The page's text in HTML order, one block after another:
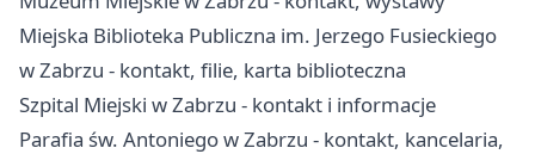
Miejska Biblioteka Publiczna im. Jerzego Fusieckiego
w Zabrzu - kontakt, filie, karta biblioteczna
Szpital Miejski w Zabrzu - kontakt i informacje
Parafia św. Antoniego w Zabrzu - kontakt, kancelaria,